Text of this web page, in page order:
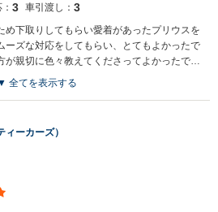
3 車引渡し： 3
め下取りしてもらい愛着があったプリウスを
ーズな対応をしてもらい、とてもよかったで
が親切に色々教えてくださってよかったです
と思います。
全てを表示する
ーカーズ）